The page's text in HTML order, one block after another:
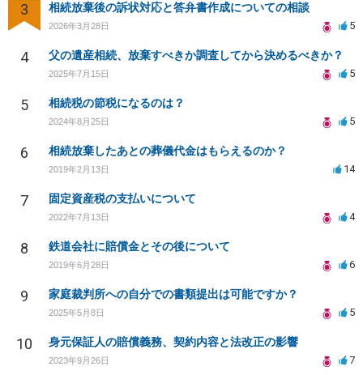
3 相続放棄後の訴状対応と答弁書作成についての相談
2026年3月28日 5
4 父の遺産相続、放棄すべきか調査してから決めるべきか？
2025年7月15日 5
5 相続税の節税になるのは？
2024年8月25日 5
6 相続放棄したあとの葬儀代金はもらえるのか？
2019年2月13日 14
7 固定資産税の支払いについて
2022年7月13日 4
8 鉄道会社に賠償金とその後について
2019年6月28日 6
9 家庭裁判所への自分での書類提出は可能ですか？
2025年5月8日 5
10 身元保証人の賠償義務、契約内容と法改正の影響
2023年9月26日 7